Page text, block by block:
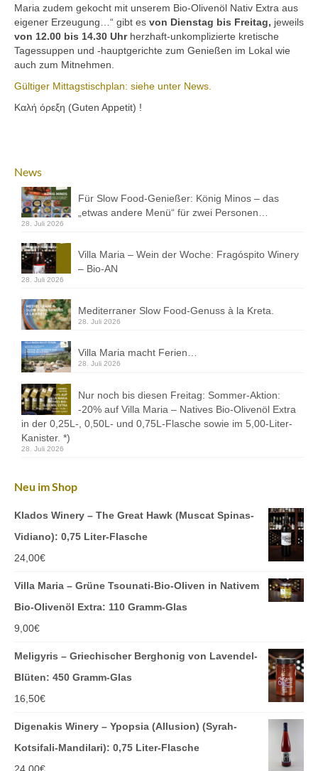
Mezedes & Salat
Getränke
News
Shop
Früchte in Sirup, Honig & Marmelade
Kräuter, Tee & Salz
Wein, Raki & Ver juice
Kontakt
Downloads
Datenschutz
Impressum
Maria zudem gekocht mit unserem Bio-Olivenöl Nativ Extra aus
eigener Erzeugung…“ gibt es von Dienstag bis Freitag, jeweils
von 12.00 bis 14.30 Uhrherzhaft-unkomplizierte kretische
Tagessuppen und -hauptgerichte zum Genießen im Lokal wie
auch zum Mitnehmen.
Gültiger Mittagstischplan: siehe unter News.
Καλή όρεξη (Guten Appetit) !
News
Für Slow Food-Genießer: König Minos – das
„etwas andere Menü“ für zwei Personen…
28. Juli 2026
Villa Maria – Wein der Woche: Fragóspito Winery
– Bio-AN
28. Juli 2026
Mediterraner Slow Food-Genuss à la Kreta.
28. Juli 2026
Villa Maria macht Ferien…
28. Juli 2026
Nur noch bis diesen Freitag: Sommer-Aktion:
-20% auf Villa Maria – Natives Bio-Olivenöl Extra
in der 0,25L-, 0,50L- und 0,75L-Flasche sowie im 5,00-Liter-
Kanister. *)
28. Juli 2026
Neu im Shop
Klados Winery – The Great Hawk (Muscat Spinas-
Vidiano): 0,75 Liter-Flasche
24,00€
Villa Maria – Grüne Tsounati-Bio-Oliven in Nativem
Bio-Olivenöl Extra: 110 Gramm-Glas
9,00€
Meligyris – Griechischer Berghonig von Lavendel-
Blüten: 450 Gramm-Glas
16,50€
Digenakis Winery – Ypopsia (Allusion) (Syrah-
Kotsifali-Mandilari): 0,75 Liter-Flasche